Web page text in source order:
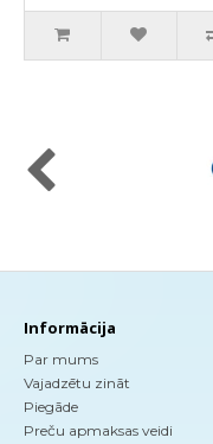
Informācija
Par mums
Vajadzētu zināt
Piegāde
Preču apmaksas veidi